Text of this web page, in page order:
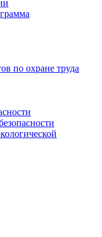
по охране труда